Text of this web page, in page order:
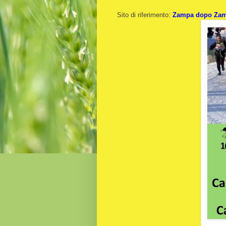
Sito di riferimento: Zampa dopo